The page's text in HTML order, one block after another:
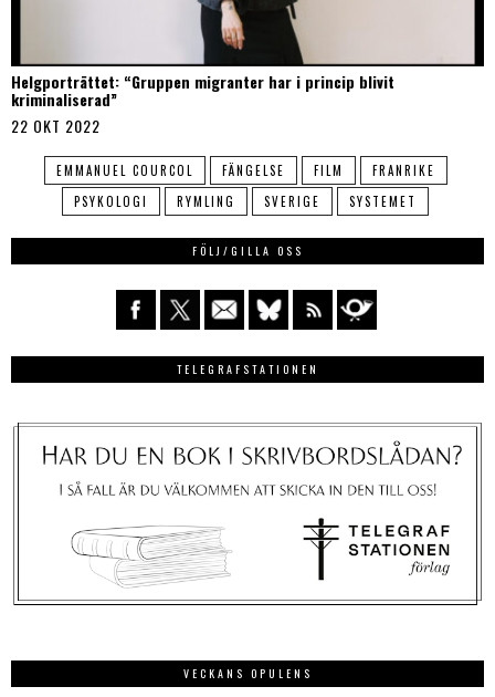
Helgporträttet: “Gruppen migranter har i princip blivit
kriminaliserad”
22 OKT 2022
EMMANUEL COURCOL FÄNGELSE FILM
FRANRIKE
PSYKOLOGI
RYMLING SVERIGE SYSTEMET
FÖLJ/GILLA OSS
TELEGRAFSTATIONEN
VECKANS OPULENS